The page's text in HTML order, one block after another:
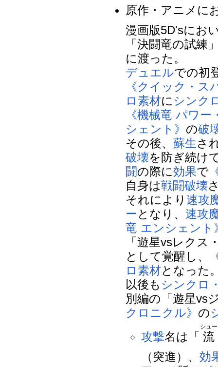
原作・アニメに
漫画版5D'sにお
「決闘竜の試練
に渡った。
デュエルでの初
《クイック・ス
ロ素材に シンク
《機械竜 パワー
シェント》 の破
その後、蘇生さ
破壊を防ぎ続け
闘の際に効果で
自身は戦闘破壊
それにより速攻
ー となり、速攻
竜 エンシェント
「遊星vsレクス
として覚醒し、
ロ素材となった
以後も シンクロ
別編の「遊星vs
クロニクル》 の
攻撃名は「
シュ
（突進）、効